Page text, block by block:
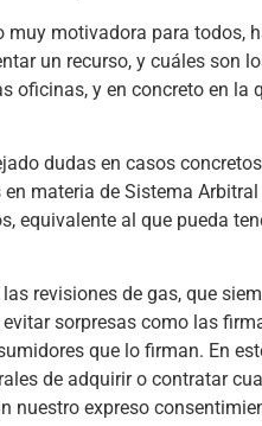
motivadora para todos,
un recurso, y cuáles son
oficinas, y en concreto en
dudas en casos
materia de Sistema
equivalente al que pueda
revisiones de gas, que
sorpresas como las
que lo firman. En
de adquirir o contratar
nuestro expreso